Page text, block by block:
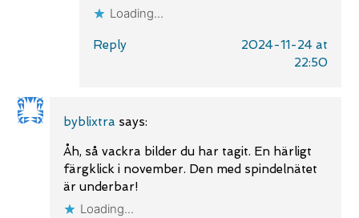
Loading...
Reply
2024-11-24 at
22:50
byblixtra says:
Åh, så vackra bilder du har tagit. En härligt
färgklick i november. Den med spindelnätet
är underbar!
Loading...